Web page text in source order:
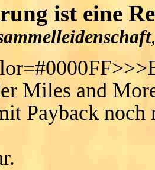
ist eine
Miles and
Payback